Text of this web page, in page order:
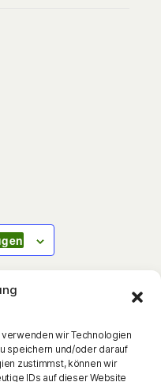
wir Technologien
speichern und/oder darauf
zustimmst, können wir
IDs auf dieser Website
aktualisierte
Fußball-